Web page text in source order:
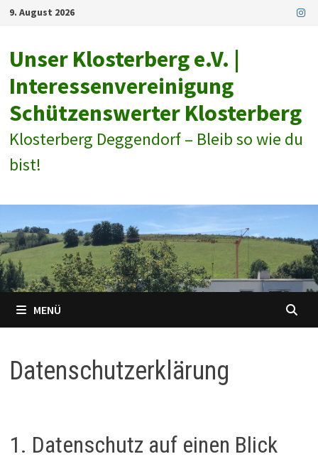
Zum9. August 2026
Unser Klosterberg e.V. |
Interessenvereinigung
Schützenswerter Klosterberg
Klosterberg Deggendorf – Bleib so wie du
bist!
MENÜ
Datenschutzerklärung
1. Datenschutz auf einen Blick